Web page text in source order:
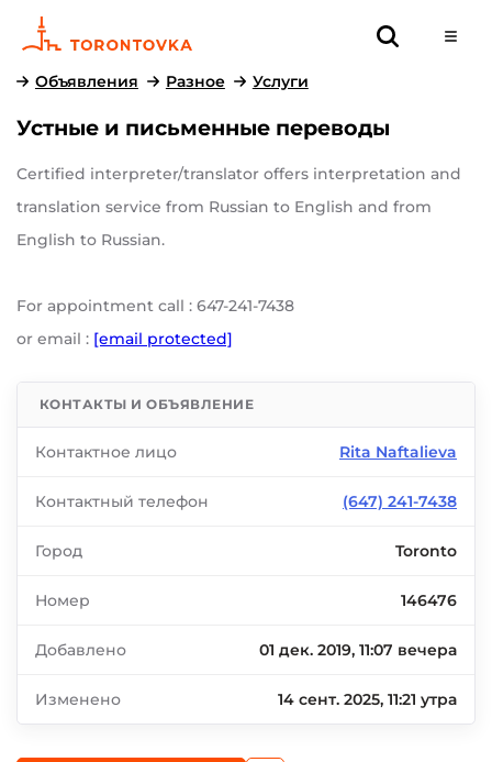
Объявления Разное Услуги
Устные и письменные переводы
Certified interpreter/translator offers interpretation and
translation service from Russian to English and from
English to Russian.
For appointment call : 647-241-7438
or email : [email protected]
КОНТАКТЫ И ОБЪЯВЛЕНИЕ
Контактное лицо Rita Naftalieva
Контактный телефон (647) 241-7438
Город Toronto
Номер 146476
Добавлено 01 дек. 2019, 11:07 вечера
Изменено 14 сент. 2025, 11:21 утра